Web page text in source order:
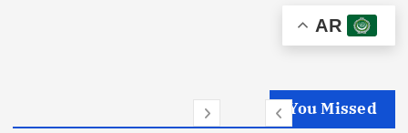
AR
You Missed